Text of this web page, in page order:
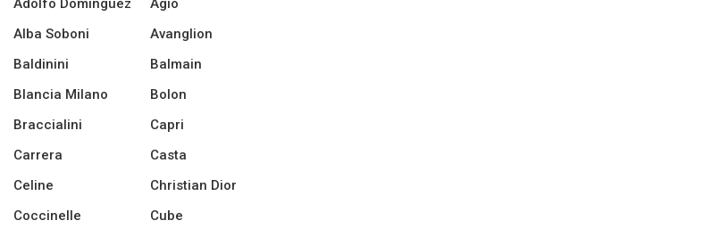
Adolfo Dominguez
Agio
Alba Soboni
Avanglion
Baldinini
Balmain
Blancia Milano
Bolon
Braccialini
Capri
Carrera
Casta
Celine
Christian Dior
Coccinelle
Cube